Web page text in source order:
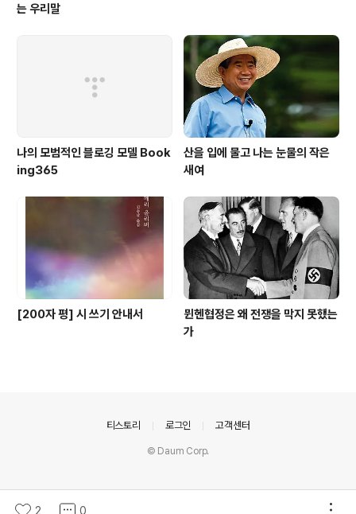
는 우리말
나의 모범적인 블로깅 모델 Book
ing365
산을 입에 물고 나는 눈물의 작은
새여
[200자 평] 시 쓰기 안내서
뮌헨협정은 왜 전쟁을 막지 못했는
가
2 0
티스토리 로그인 고객센터
© Daum Corp.